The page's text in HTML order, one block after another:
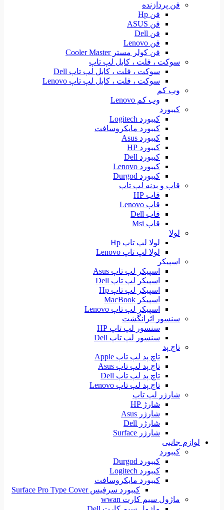
فن پردازنده
فن Hp
فن ASUS
فن Dell
فن Lenovo
فن کولر مستر Cooler Master
سوکت ، فلت ، کابل لپ تاپ
سوکت ، فلت ، کابل لپ تاپ Dell
سوکت ، فلت ، کابل لپ تاپ Lenovo
وب کم
وب کم Lenovo
کیبورد
کیبورد Logitech
کیبورد مایکروسافت
کیبورد Asus
کیبورد HP
کیبورد Dell
کیبورد Lenovo
کیبورد Durgod
قاب و بدنه لپ تاپ
قاب HP
قاب Lenovo
قاب Dell
قاب Msi
لولا
لولا لپ تاپ Hp
لولا لپ تاپ Lenovo
اسپیکر
اسپیکر لپ تاپ Asus
اسپیکر لپ تاپ Dell
اسپیکر لپ تاپ Hp
اسپیکر MacBook
اسپیکر لپ تاپ Lenovo
سنسور اثرانگشت
سنسور لپ تاپ HP
سنسور لپ تاپ Dell
تاچ پد
تاچ پد لپ تاپ Apple
تاچ پد لپ تاپ Asus
تاچ پد لپ تاپ Dell
تاچ پد لپ تاپ Lenovo
شارژر لپ تاپ
شارژ HP
شارژر Asus
شارژر Dell
شارژر Surface
لوازم جانبی
کیبورد
کیبورد Durgod
کیبورد Logitech
کیبورد مایکروسافت
کیبورد سرفیس Surface Pro Type Cover
ماژول سیم کارت wwan